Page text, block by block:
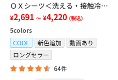
ＯＸシーツ＜洗える・接触冷
感・抗菌防臭・時短・家事楽・
ボックスシーツ・寝苦しさ対策
＞
¥2,691 ～ ¥4,220 (税込)
5colors
COOL
新色追加
動画あり
ロングセラー
64件